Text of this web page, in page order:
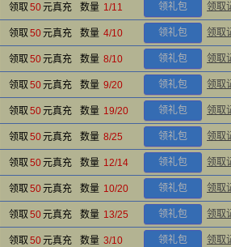
领取 50元真充 数量 1/11 领礼包 领取
领取 50元真充 数量 4/10 领礼包 领取
领取 50元真充 数量 8/10 领礼包 领取
领取 50元真充 数量 9/20 领礼包 领取
领取 50元真充 数量 19/20 领礼包 领取
领取 50元真充 数量 8/25 领礼包 领取
领取 50元真充 数量 12/14 领礼包 领取
领取 50元真充 数量 10/20 领礼包 领取
领取 50元真充 数量 13/25 领礼包 领取
领取 50元真充 数量 3/10 领礼包 领取